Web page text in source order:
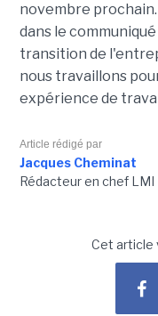
novembre
dans le
transition de
nous travaillons
expérience de
Article rédigé par
Jacques Cheminat
Rédacteur en chef LMI
Cet article